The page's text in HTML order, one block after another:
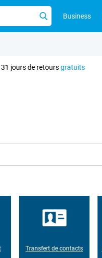
Business
31 jours de retoursgratuits
Transfert de contacts